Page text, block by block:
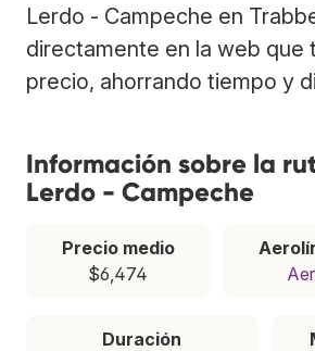
Lerdo - Campeche en
directamente en la web que
precio, ahorrando tiempo y
Información sobre la
Lerdo - Campeche
Precio medio
$6,474
Duración